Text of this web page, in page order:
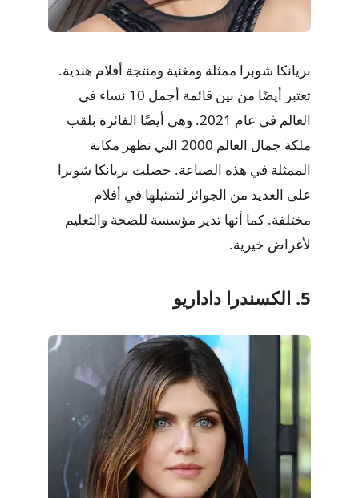
بريانكا شوبرا ممثلة ومغنية ومنتجة أفلام هندية.
تعتبر أيضًا من بين قائمة أجمل 10 نساء في
العالم في عام 2021. وهي أيضًا الفائزة بلقب
ملكة جمال العالم 2000 التي تظهر مكانة
الممثلة في هذه الصناعة. حصلت بريانكا شوبرا
على العديد من الجوائز لتمثيلها في أفلام
مختلفة. كما أنها تدير مؤسسة للصحة والتعليم
لأغراض خيرية.
5. الكسندرا داداريو